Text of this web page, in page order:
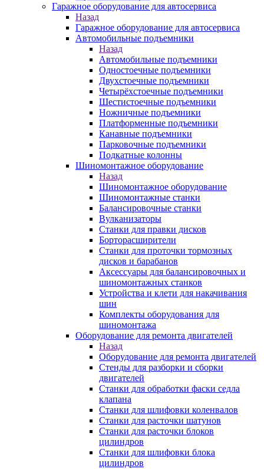
Гаражное оборудование для автосервиса
Назад
Гаражное оборудование для автосервиса
Автомобильные подъемники
Назад
Автомобильные подъемники
Одностоечные подъемники
Двухстоечные подъемники
Четырёхстоечные подъемники
Шестистоечные подъемники
Ножничные подъемники
Платформенные подъемники
Канавные подъемники
Парковочные подъемники
Подкатные колонны
Шиномонтажное оборудование
Назад
Шиномонтажное оборудование
Шиномонтажные станки
Балансировочные станки
Вулканизаторы
Станки для правки дисков
Борторасширители
Станки для проточки тормозных
дисков и барабанов
Аксессуары для балансировочных и
шиномонтажных станков
Устройства и клети для накачивания
шин
Комплекты оборудования для
шиномонтажа
Оборудование для ремонта двигателей
Назад
Оборудование для ремонта двигателей
Стенды для разборки и сборки
двигателей
Станки для обработки фаски седла
клапана
Станки для шлифовки коленвалов
Станки для расточки шатунов
Станки для расточки блоков
цилиндров
Станки для шлифовки блока
цилиндров